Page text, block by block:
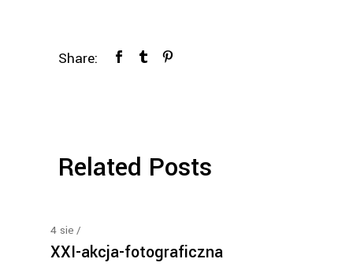
Share:
Related Posts
4 sie
XXI-akcja-fotograficzna